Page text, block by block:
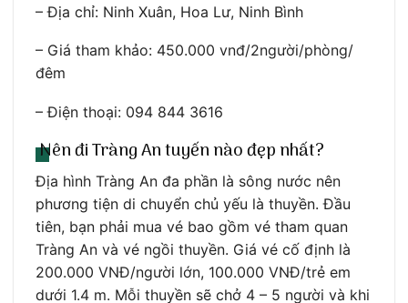
– Địa chỉ: Ninh Xuân, Hoa Lư, Ninh Bình
– Giá tham khảo: 450.000 vnđ/2người/phòng/
đêm
– Điện thoại: 094 844 3616
Nên đi Tràng An tuyến nào đẹp nhất?
Địa hình Tràng An đa phần là sông nước nên
phương tiện di chuyển chủ yếu là thuyền. Đầu
tiên, bạn phải mua vé bao gồm vé tham quan
Tràng An và vé ngồi thuyền. Giá vé cố định là
200.000 VNĐ/người lớn, 100.000 VNĐ/trẻ em
dưới 1.4 m. Mỗi thuyền sẽ chở 4 – 5 người và khi